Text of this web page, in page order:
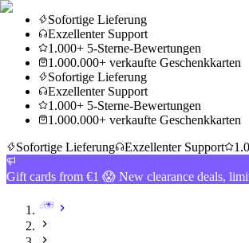
Sofortige Lieferung
Exzellenter Support
1.000+ 5-Sterne-Bewertungen
1.000.000+ verkaufte Geschenkkarten
Sofortige Lieferung
Exzellenter Support
1.000+ 5-Sterne-Bewertungen
1.000.000+ verkaufte Geschenkkarten
Sofortige Lieferung
Exzellenter Support
Gift cards from €1 😱 New clearance deals,